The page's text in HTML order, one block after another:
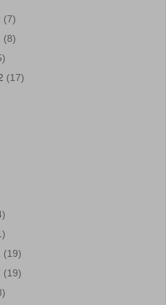
(7)
(8)
(17)
(19)
(19)